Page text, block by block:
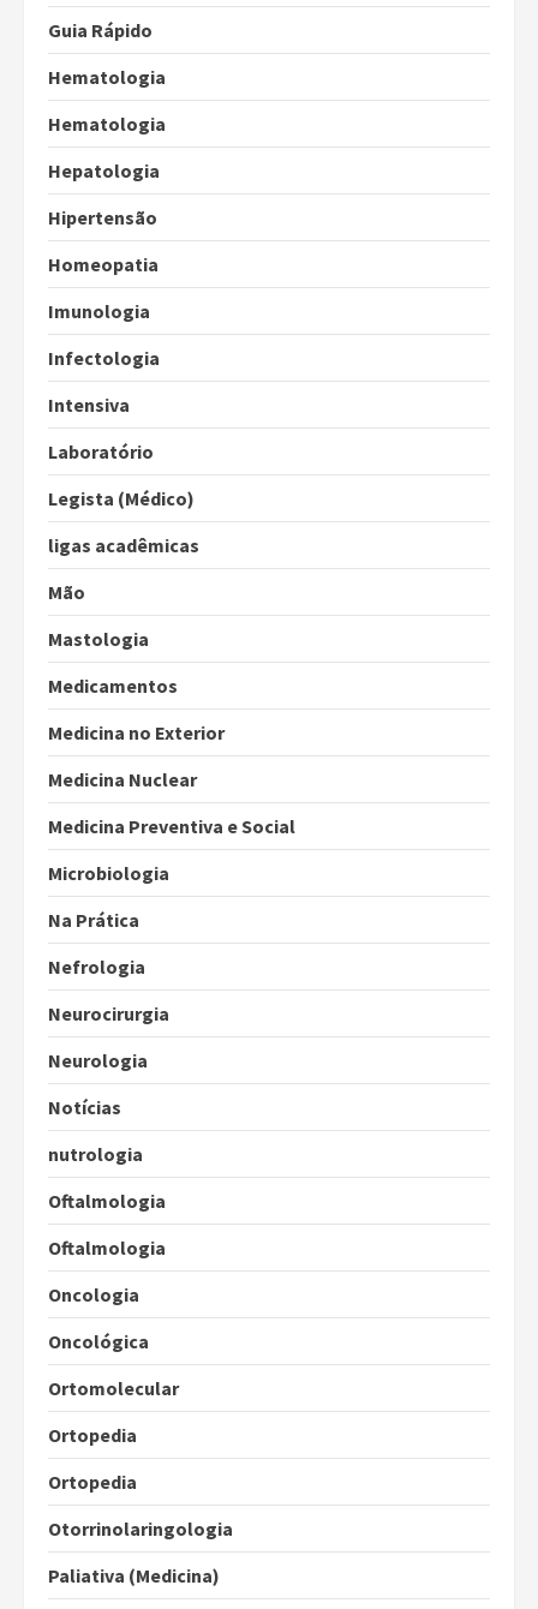
Guia Rápido
Hematologia
Hematologia
Hepatologia
Hipertensão
Homeopatia
Imunologia
Infectologia
Intensiva
Laboratório
Legista (Médico)
ligas acadêmicas
Mão
Mastologia
Medicamentos
Medicina no Exterior
Medicina Nuclear
Medicina Preventiva e Social
Microbiologia
Na Prática
Nefrologia
Neurocirurgia
Neurologia
Notícias
nutrologia
Oftalmologia
Oftalmologia
Oncologia
Oncológica
Ortomolecular
Ortopedia
Ortopedia
Otorrinolaringologia
Paliativa (Medicina)